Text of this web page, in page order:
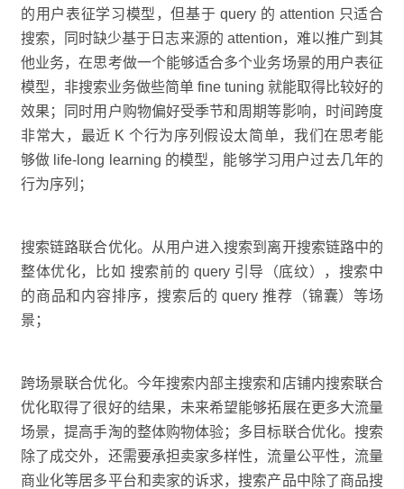
的用户表征学习模型，但基于 query 的 attention 只适合
搜索，同时缺少基于日志来源的 attention，难以推广到其
他业务，在思考做一个能够适合多个业务场景的用户表征
模型，非搜索业务做些简单 fine tuning 就能取得比较好的
效果；同时用户购物偏好受季节和周期等影响，时间跨度
非常大，最近 K 个行为序列假设太简单，我们在思考能
够做 life-long learning 的模型，能够学习用户过去几年的
行为序列；
搜索链路联合优化。从用户进入搜索到离开搜索链路中的
整体优化，比如 搜索前的 query 引导（底纹），搜索中
的商品和内容排序，搜索后的 query 推荐（锦囊）等场
景；
跨场景联合优化。今年搜索内部主搜索和店铺内搜索联合
优化取得了很好的结果，未来希望能够拓展在更多大流量
场景，提高手淘的整体购物体验；多目标联合优化。搜索
除了成交外，还需要承担卖家多样性，流量公平性，流量
商业化等居多平台和卖家的诉求，搜索产品中除了商品搜